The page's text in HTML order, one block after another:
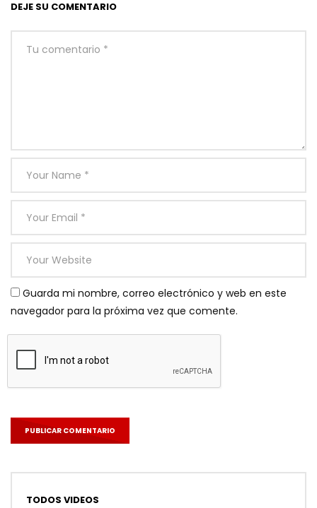
DEJE SU COMENTARIO
Guarda mi nombre, correo electrónico y web en este
navegador para la próxima vez que comente.
TODOS VIDEOS